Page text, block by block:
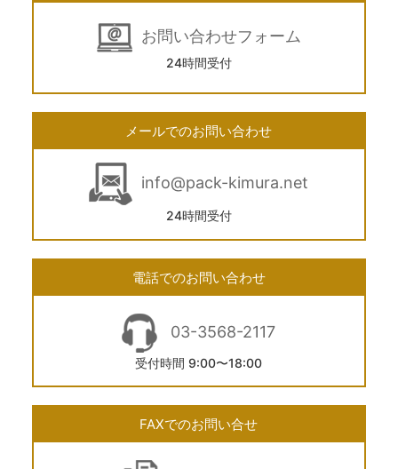
お問い合わせフォーム
24時間受付
メールでのお問い合わせ
info@pack-kimura.net
24時間受付
電話でのお問い合わせ
03-3568-2117
受付時間 9:00〜18:00
FAXでのお問い合せ